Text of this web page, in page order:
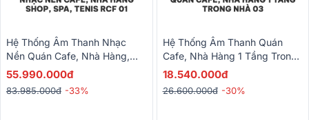
Hệ Thống Âm Thanh Nhạc
Nền Quán Cafe, Nhà Hàng,
Shop, Spa, Tenis RCF 01 ( RCF
55.990.000đ
83.985.000đ -33%
Hệ Thống Âm Thanh Quán
Cafe, Nhà Hàng 1 Tầng Trong
Nhà 03 (ITC T-206CW, ITC T-
18.540.000đ
26.600.000đ -30%